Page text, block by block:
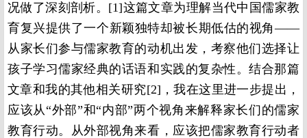
况做了深刻剖析。[1]这篇文章为理解当代中国儒家教
育复兴提供了一个新颖独特却被长期低估的视角——
从家长们参与儒家教育的动机出发，考察他们选择让
孩子学习儒家经典的话语和实践的复杂性。结合那篇
文章和我的其他相关研究[2] ，我在这里进一步提出，
应该从“外部”和“内部”两个视角来解释家长们的儒家
教育行动。从外部视角来看，应该把儒家教育行动者